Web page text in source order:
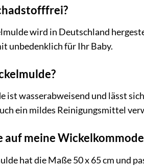
wird in Deutschland
unbedenklich für Ihr Baby.
ist wasserabweisend und lässt
ein mildes Reinigungsmittel
auf meine
hat die Maße 50 x 65 cm und